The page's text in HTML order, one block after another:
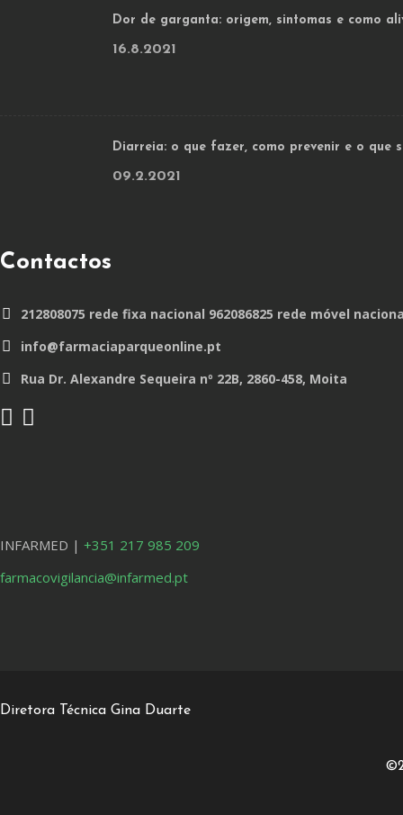
Dor de garganta: origem, sintomas e como
16.8.2021
Diarreia: o que fazer, como prevenir e o que
09.2.2021
Contactos
212808075 rede fixa nacional 962086825 rede móvel
info@farmaciaparqueonline.pt
Rua Dr. Alexandre Sequeira nº 22B, 2860-458, Moita
INFARMED | +351 217 985 209
farmacovigilancia@infarmed.pt
Diretora Técnica Gina Duarte